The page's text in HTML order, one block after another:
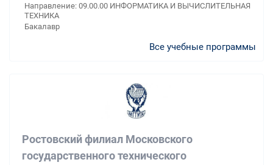
Направление: 09.00.00 ИНФОРМАТИКА И ВЫЧИСЛИТЕЛЬНАЯ
ТЕХНИКА
Бакалавр
Все учебные программы
Ростовский филиал Московского
государственного технического